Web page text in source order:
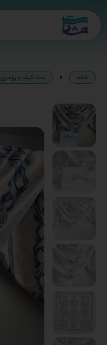
خانه » ست کیف و روسری